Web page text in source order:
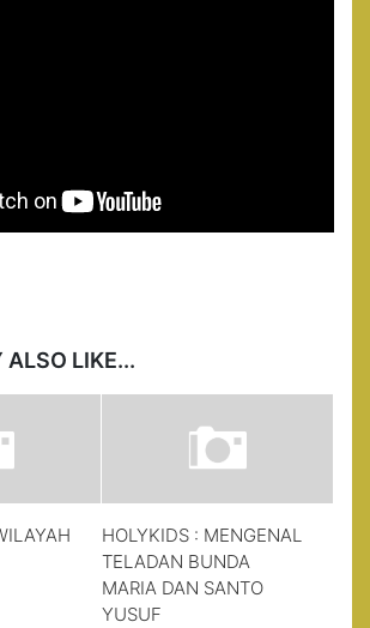
ALSO LIKE...
HOLYKIDS : MENGENAL
TELADAN BUNDA
MARIA DAN SANTO
YUSUF